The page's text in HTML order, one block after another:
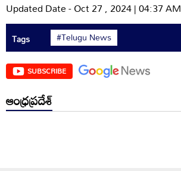
Updated Date - Oct 27 , 2024 | 04:37 AM
Tags #Telugu News
SUBSCRIBE
ఆంధ్రప్రదేశ్